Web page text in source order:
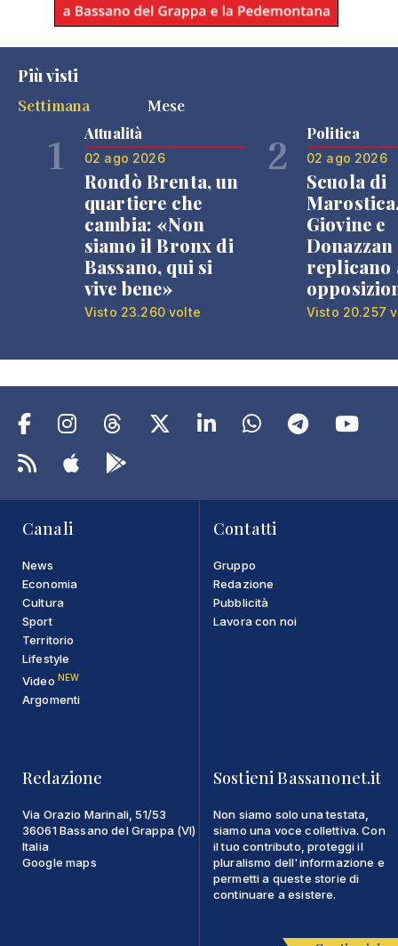
Più visti
Settimana
Mese
1 Attualità
02 ago 2026
Rondò Brenta, un
quartiere che
cambia: «Non
siamo il Bronx di
Bassano, qui si
vive bene»
Visto 23.260 volte
2 Politica
02 ago 2026
Scuola di
Giovine e
Donazzan
replicano
Visto 20.257
Canali
News
Economia
Cultura
Sport
Territorio
Lifestyle
Video NEW
Argomenti
Contatti
Gruppo
Redazione
Pubblicità
Lavora con noi
Redazione
Via Orazio Marinali, 51/53
36061 Bassano del Grappa (VI)
Italia
Google maps
Sostieni Bassanonet.it
Non siamo solo una testata,
siamo una voce collettiva. Con
il tuo contributo, proteggi il
pluralismo dell'informazione e
permetti a queste storie di
continuare a esistere.